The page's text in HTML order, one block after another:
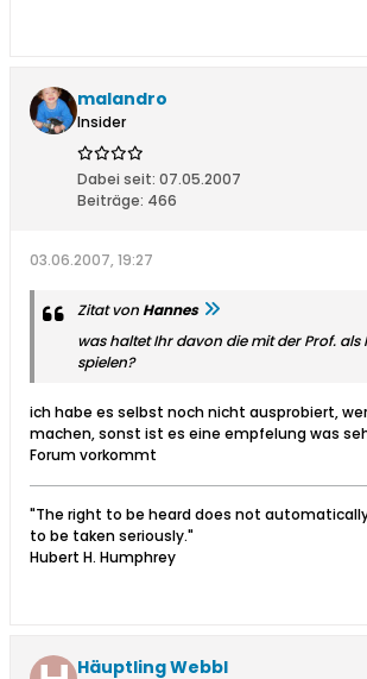
malandro
Insider
Dabei seit: 07.05.2007
Beiträge: 466
03.06.2007, 19:27
Zitat vonHannes
was haltet Ihr davon die mit der Prof. als
spielen?
ich habe es selbst noch nicht ausprobiert,
machen, sonst ist es eine empfelung was
Forum vorkommt
"The right to be heard does not
to be taken seriously."
Hubert H. Humphrey
Häuptling Webbl